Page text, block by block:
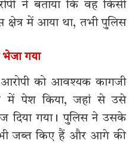
ने बताया कि वह किसी
में आया था, तभी पुलिस
गया
आरोपी को आवश्यक कागजी
में पेश किया, जहां से उसे
दिया गया। पुलिस ने उसके
जब्त किए हैं और आगे की